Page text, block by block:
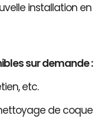
installation en
sur demande :
etc.
de coque